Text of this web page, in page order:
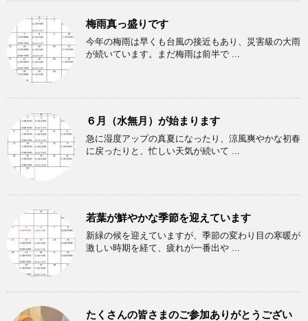
梅雨真っ盛りです
今年の梅雨は早くも台風の接近もあり、災害級の大雨
が続いています。まだ梅雨は前半で ...
６月（水無月）が始まります
急に湿度アップの真夏になったり、涼風爽やかな初春
に戻ったりと、忙しい天気が続いて ...
若葉が鮮やかな季節を迎えています
新緑の候を迎えていますが、季節の変わり目の寒暖が
激しい時期を経て、疲れが一番出や ...
たくさんの皆さまのご参加ありがとうござい